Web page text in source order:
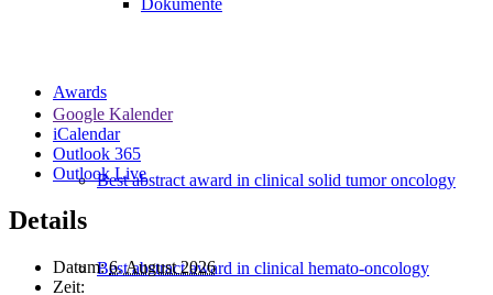
Dokumente
Awards
Best abstract award in clinical solid tumor oncology
Best abstract award in clinical hemato-oncology
Google Kalender
iCalendar
Outlook 365
Outlook Live
Details
Datum: 6. August 2026
Zeit: